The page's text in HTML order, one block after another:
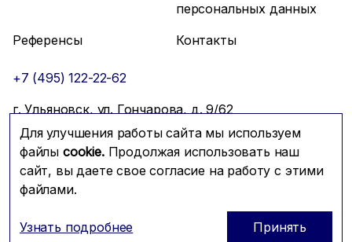
Для улучшения работы сайта мы используем
файлы cookie.Продолжая использовать наш
сайт, вы даете свое согласие на работу с этими
файлами.
Узнать подробнее Принять
персональных данных
Референсы
Контакты
+7 (495) 122-22-62
г. Ульяновск, ул. Гончарова, д. 9/62
info@mfmc.ru
Связаться с нами
© 2026 Компания МФМК
Prominado